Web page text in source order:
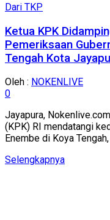
Dari TKP
Ketua KPK
Pemeriksaan
Tengah Kota
Oleh : NOKENLIVE
0
Jayapura,
(KPK) RI mendatangi
Enembe di Koya
SelengkapnyaDetails